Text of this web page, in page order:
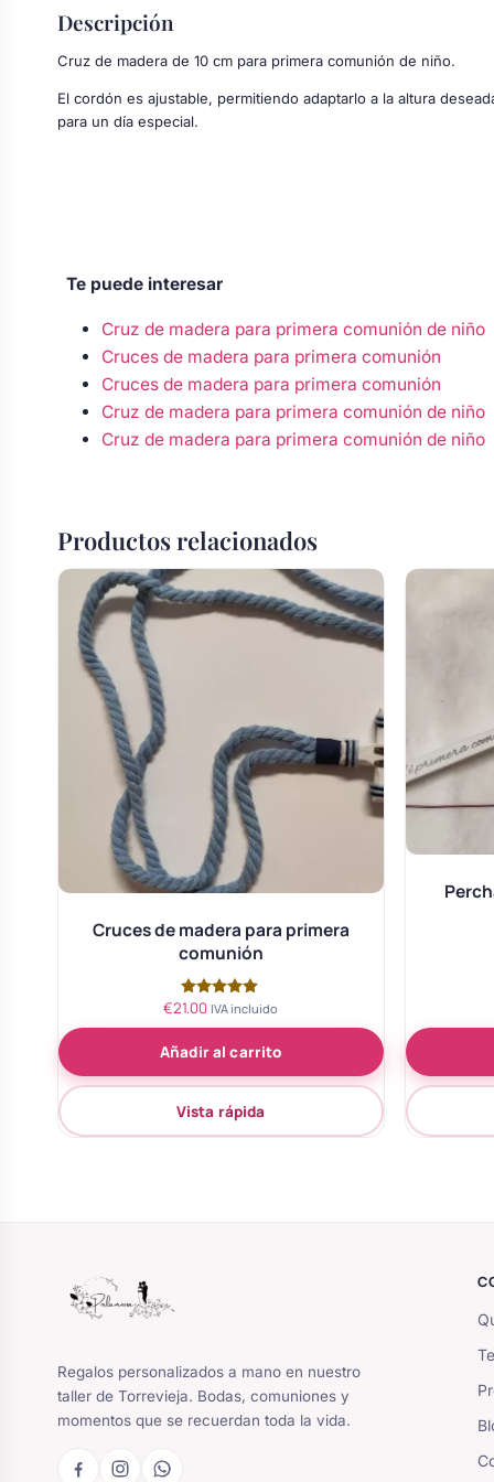
bebé boda
floral coche
Descripción
Cruz de madera de 10 cm para primera comunión de niño.
El cordón es ajustable, permitiendo adaptarlo a la altura
para un día especial.
Te puede interesar
Cruz de madera para primera comunión de niño
Cruces de madera para primera comunión
Cruces de madera para primera comunión
Cruz de madera para primera comunión de niño
Cruz de madera para primera comunión de niño
Productos relacionados
Cruces de madera para primera
comunión
Valorado
de 5
€21.00 IVA incluido
Añadir al carrito
Vista rápida
Regalos personalizados a mano en nuestro
taller de Torrevieja. Bodas, comuniones y
momentos que se recuerdan toda la vida.